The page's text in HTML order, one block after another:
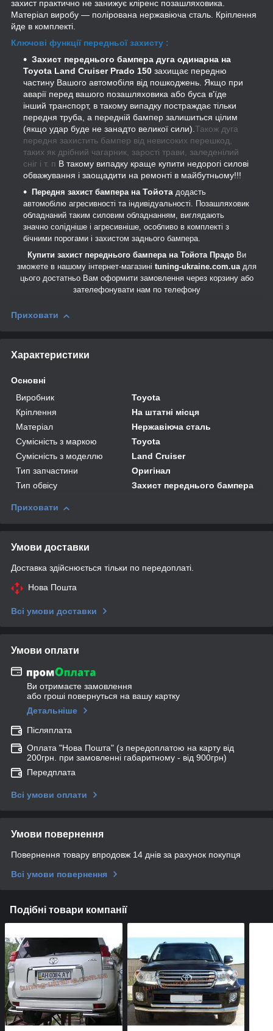
захист практично не занижує кліренс позашляховика.
Матеріал виробу ― полірована нержавіюча сталь. Кріплення
йде в комплекті.
Ключові функції передньої захисту :
Захист переднього бампера дуга одинарна на
Toyota Land Cruiser Prado 150 захищає передню
частину Вашого автомобіля від пошкоджень. Якщо при
аварії перед вашого позашляховика або буса в'їде
інший транспорт, в такому випадку постраждає тільки
передня труба, а передній бампер залишиться цілим
(якщо удар буде не занадто великої сили).Також дуга
передня захистить бампер від невисоких перешкод,
таких як дрібний чагарник, зарості трави, заледенілий
сніг і т. п В такому випадку краще купити недорогі силові
обважування і заощадити на ремонті в майбутньому!!!
Передня захист бампера на Тойота додасть
автомобілю агресивності та індивідуальності. Позашляховик
обладнаний таким силовим обладнанням, виглядають
значно солідніше і агресивніше, особливо в комплекті з
бічними порогами і захистом заднього бампера.
Купити захист переднього бампера на Тойота ПрадоВи
зможете в нашому інтернет-магазині tuning-ukraine.com.uaдля
цього достатньо Вам оформити замовлення через корзину або
зателефонувати нам по телефону
Приховати
Характеристики
Основні
Виробник
Toyota
Кріплення
На штатні місця
Матеріал
Нержавіюча сталь
Сумісність з маркою
Toyota
Сумісність з моделлю
Land Cruiser
Тип запчастини
Оригінал
Тип обвісу
Захист переднього бампера
Приховати
Умови доставки
Доставка здійснюється тільки по передоплаті.
Нова Пошта
Всі умови доставки
Умови оплати
Ви отримаєте замовлення
або гроші повернуться на вашу картку
Детальніше
Післяплата
Оплата "Нова Пошта" (з передоплатою на карту від
200грн. при замовленні габаритному - від 900грн)
Передплата
Всі умови оплати
Умови повернення
Повернення товару впродовж 14 днів за рахунок покупця
Всі умови повернення
Подібні товари компанії